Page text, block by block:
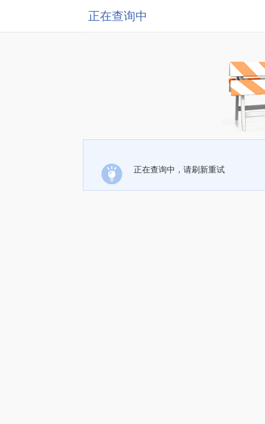
正在查询中
正在查询中，请刷新重试